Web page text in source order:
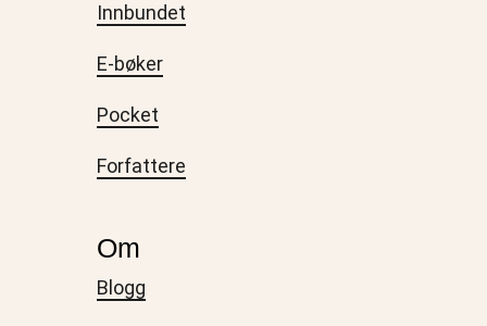
Innbundet
E-bøker
Pocket
Forfattere
Om
Blogg